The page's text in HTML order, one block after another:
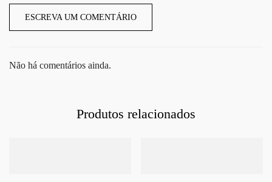
ESCREVA UM COMENTÁRIO
Não há comentários ainda.
Produtos relacionados